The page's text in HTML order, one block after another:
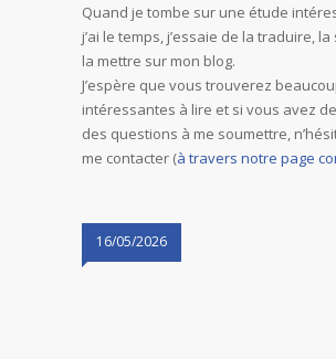
Quand je tombe sur une étude
j’ai le temps, j’essaie de la traduire,
la mettre sur mon blog.
J’espère que vous trouverez
intéressantes à lire et si vous avez
des questions à me soumettre,
me contacter (à travers notre page
16/05/2026